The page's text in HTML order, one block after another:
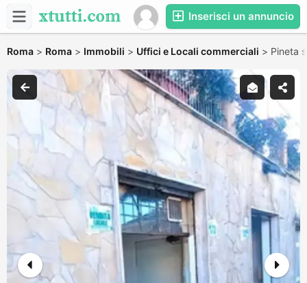
Inserisci un annuncio
Roma > Roma > Immobili > Uffici e Locali commerciali > Pineta